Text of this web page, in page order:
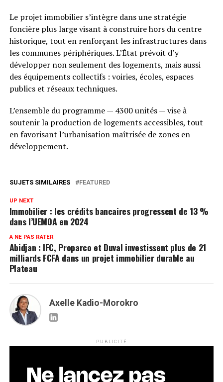
Le projet immobilier s’intègre dans une stratégie
foncière plus large visant à construire hors du centre
historique, tout en renforçant les infrastructures dans
les communes périphériques. L’État prévoit d’y
développer non seulement des logements, mais aussi
des équipements collectifs : voiries, écoles, espaces
publics et réseaux techniques.
L’ensemble du programme — 4300 unités — vise à
soutenir la production de logements accessibles, tout
en favorisant l’urbanisation maîtrisée de zones en
développement.
SUJETS SIMILAIRES FEATURED
UP NEXT
Immobilier : les crédits bancaires progressent de 13 %
dans l’UEMOA en 2024
A NE PAS RATER
Abidjan : IFC, Proparco et Duval investissent plus de 21
milliards FCFA dans un projet immobilier durable au
Plateau
Axelle Kadio-Morokro
PUBLICITÉ